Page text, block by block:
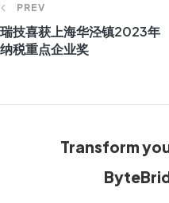
PREV
瑞技喜获上海华泾镇2023年
纳税重点企业奖
Transform